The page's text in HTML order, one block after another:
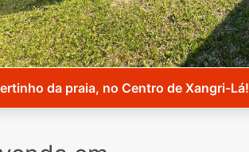
da praia, no Centro de Xangri-Lá!